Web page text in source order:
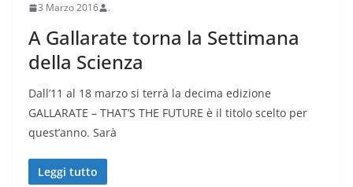
3 Marzo 2016 .
A Gallarate torna la Settimana
della Scienza
Dall’11 al 18 marzo si terrà la decima edizione
GALLARATE – THAT’S THE FUTURE è il titolo scelto per
quest’anno. Sarà
Leggi tutto